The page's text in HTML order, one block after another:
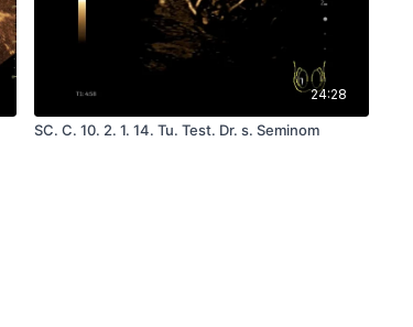
24:28
SC. C. 10. 2. 1. 14. Tu. Test. Dr. s. Seminom